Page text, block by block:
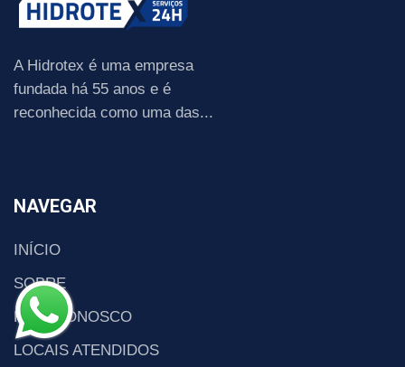
A Hidrotex é uma empresa
fundada há 55 anos e é
reconhecida como uma das...
NAVEGAR
INÍCIO
SOBRE
FALE CONOSCO
LOCAIS ATENDIDOS